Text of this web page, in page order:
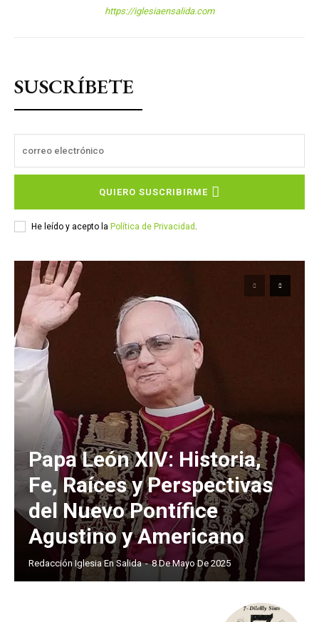
https://iglesiaensalida.com
SUSCRÍBETE
QUIERO SUSCRIBIRME
He leído y acepto la Política de Privacidad
Papa León XIV: Historia,
Fe, Raíces y Perspectivas
del Nuevo Pontífice
Agustino y Americano
Redacción Iglesia En Salida - 8 De Mayo De 2025